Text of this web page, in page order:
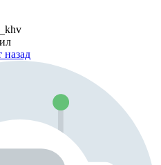
назад